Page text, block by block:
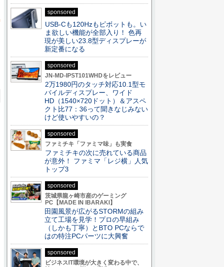
sponsored
USB-Cも120Hzもピボットも。い
ま欲しい機能が全部入り！ 色再
現が美しい23.8型ディスプレーが
新定番になる
sponsored
JN-MD-IPST101WHDをレビュー
2万1980円のタッチ対応10.1型モ
バイルディスプレー、ワイド
HD（1540×720ドット）＆アスペ
クト比77：36って聞きなじみない
けど使いやすいの？
sponsored
ファミチキ「ファミマ味」も実食
ファミチキの次に売れている商品
が意外！ ファミマ「レジ横」人気
トップ3
sponsored
茨城県龍ヶ崎市産のゲーミング
PC【MADE IN IBARAKI】
田園風景が広がるSTORMの組み
立て工場を見学！プロの早組み
（しかも丁寧）とBTO PCならで
はの特注PCパーツに大興奮
sponsored
ビジネスIT環境が大きく変わる中で、